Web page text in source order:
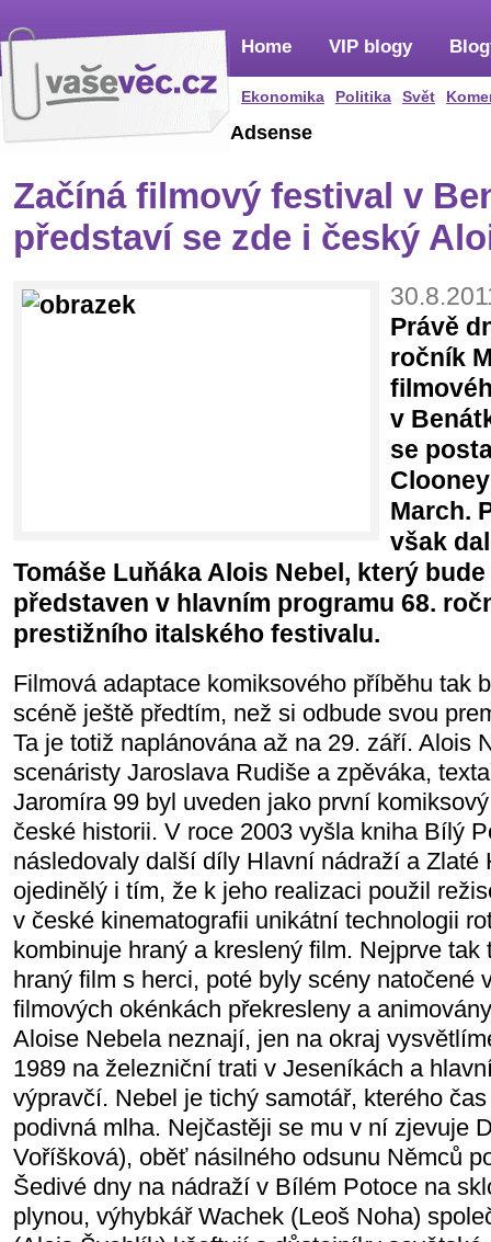
Home
Ekonomika Politika Svět
VIP blogy
Adsense
Začíná filmový festival v
představí se zde i český
Právě
ročník
v
se
March.
však
Tomáše Luňáka Alois Nebel, který
představen v hlavním programu 68.
prestižního italského festivalu.
Filmová adaptace komiksového příběhu tak
scéně ještě předtím, než si odbude svou
Ta je totiž naplánována až na 29. září. Alois
scenáristy Jaroslava Rudiše a zpěváka,
Jaromíra 99 byl uveden jako první
české historii. V roce 2003 vyšla kniha Bílý
následovaly další díly Hlavní nádraží a Zlaté
ojedinělý i tím, že k jeho realizaci použil
v české kinematografii unikátní technologii
kombinuje hraný a kreslený film. Nejprve
hraný film s herci, poté byly scény natočené
filmových okénkách překresleny a
Aloise Nebela neznají, jen na okraj
1989 na železniční trati v Jeseníkách a
výpravčí. Nebel je tichý samotář, kterého
podivná mlha. Nejčastěji se mu v ní zjevuje
Voříšková), oběť násilného odsunu Němců
Šedivé dny na nádraží v Bílém Potoce na
plynou, výhybkář Wachek (Leoš Noha)